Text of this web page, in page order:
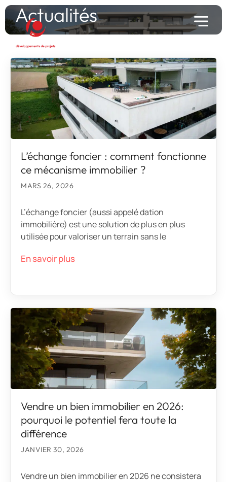
Actualités
L’échange foncier : comment fonctionne
ce mécanisme immobilier ?
MARS 26, 2026
L’échange foncier (aussi appelé dation
immobilière) est une solution de plus en plus
utilisée pour valoriser un terrain sans le
En savoir plus
Vendre un bien immobilier en 2026:
pourquoi le potentiel fera toute la
différence
JANVIER 30, 2026
Vendre un bien immobilier en 2026 ne consistera